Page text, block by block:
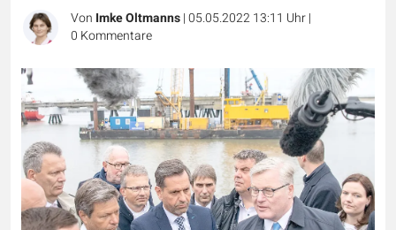
Von Imke Oltmanns|05.05.2022 13:11 Uhr|
0 Kommentare